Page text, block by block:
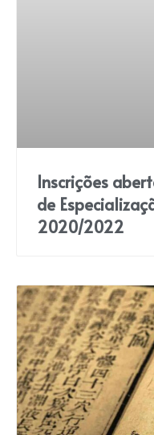
Inscrições
de
2020/2022